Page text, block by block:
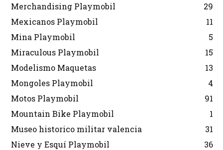
Merchandising Playmobil
29
Mexicanos Playmobil
11
Mina Playmobil
5
Miraculous Playmobil
15
Modelismo Maquetas
13
Mongoles Playmobil
4
Motos Playmobil
91
Mountain Bike Playmobil
1
Museo historico militar valencia
31
Nieve y Esquí Playmobil
36